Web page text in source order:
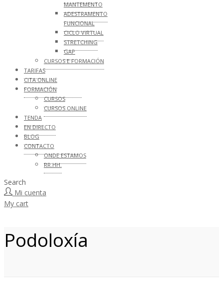
MANTEMENTO
ADESTRAMENTO
FUNCIONAL
CICLO VIRTUAL
STRETCHING
GAP
CURSOS E FORMACIÓN
TARIFAS
CITA ONLINE
FORMACIÓN
CURSOS
CURSOS ONLINE
TENDA
EN DIRECTO
BLOG
CONTACTO
ONDE ESTAMOS
RR.HH.
Search
Mi cuenta
My cart
Podoloxía